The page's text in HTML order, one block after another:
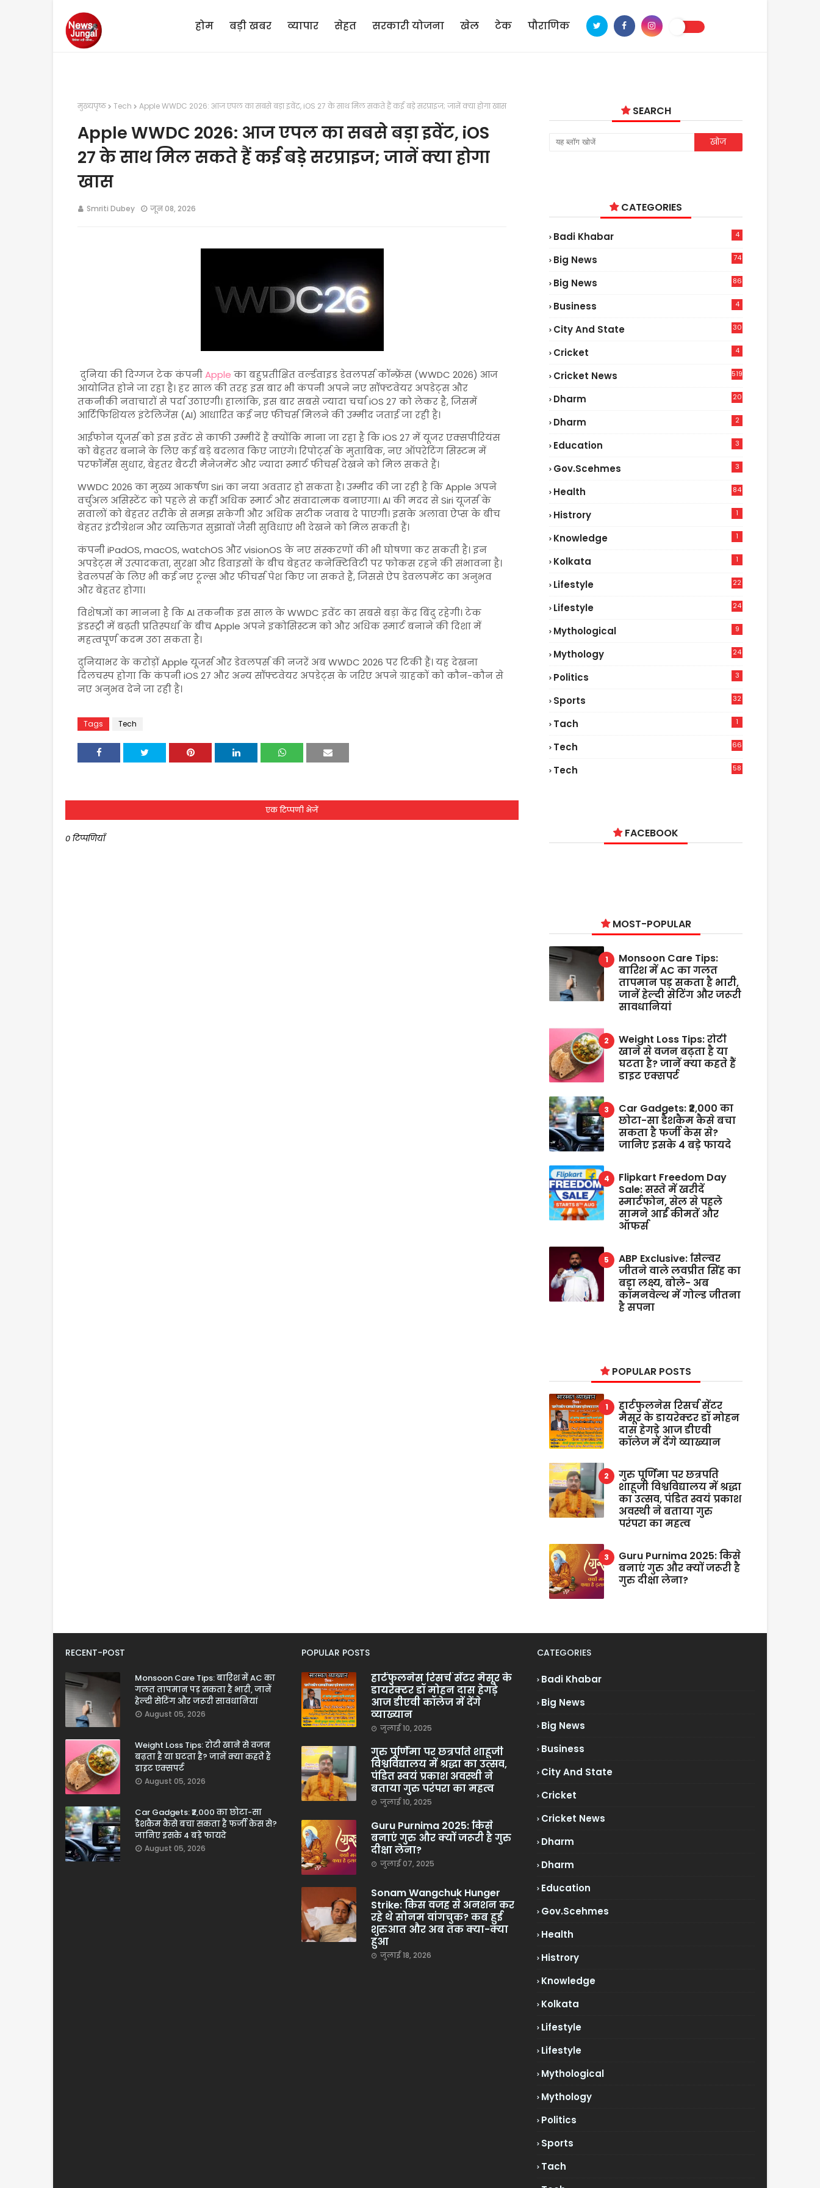
होम बड़ी खबर व्यापार सेहत सरकारी योजना खेल टेक पौराणिक
मुख्यपृष्ठ Tech Apple WWDC 2026: आज एपल का सबसे बड़ा इवेंट, iOS 27 के साथ मिल सकते हैं कई बड़े सरप्राइज; जानें क्या होगा खास
Apple WWDC 2026: आज एपल का सबसे बड़ा इवेंट, iOS
27 के साथ मिल सकते हैं कई बड़े सरप्राइज; जानें क्या होगा
खास
Smriti Dubey जून 08, 2026
दुनिया की दिग्गज टेक कंपनीApple का बहुप्रतीक्षित वर्ल्डवाइड डेवलपर्स कॉन्फ्रेंस (WWDC 2026) आज
आयोजित होने जा रहा है। हर साल की तरह इस बार भी कंपनी अपने नए सॉफ्टवेयर अपडेट्स और
तकनीकी नवाचारों से पर्दा उठाएगी। हालांकि, इस बार सबसे ज्यादा चर्चा iOS 27 को लेकर है, जिसमें
आर्टिफिशियल इंटेलिजेंस (AI) आधारित कई नए फीचर्स मिलने की उम्मीद जताई जा रही है।
आईफोन यूजर्स को इस इवेंट से काफी उम्मीदें हैं क्योंकि माना जा रहा है कि iOS 27 में यूजर एक्सपीरियंस
को बेहतर बनाने के लिए कई बड़े बदलाव किए जाएंगे। रिपोर्ट्स के मुताबिक, नए ऑपरेटिंग सिस्टम में
परफॉर्मेंस सुधार, बेहतर बैटरी मैनेजमेंट और ज्यादा स्मार्ट फीचर्स देखने को मिल सकते हैं।
WWDC 2026 का मुख्य आकर्षण Siri का नया अवतार हो सकता है। उम्मीद की जा रही है कि Apple अपने
वर्चुअल असिस्टेंट को पहले से कहीं अधिक स्मार्ट और संवादात्मक बनाएगा। AI की मदद से Siri यूजर्स के
सवालों को बेहतर तरीके से समझ सकेगी और अधिक सटीक जवाब दे पाएगी। इसके अलावा ऐप्स के बीच
बेहतर इंटीग्रेशन और व्यक्तिगत सुझावों जैसी सुविधाएं भी देखने को मिल सकती हैं।
कंपनी iPadOS, macOS, watchOS और visionOS के नए संस्करणों की भी घोषणा कर सकती है। इन
अपडेट्स में उत्पादकता, सुरक्षा और डिवाइसों के बीच बेहतर कनेक्टिविटी पर फोकस रहने की संभावना है।
डेवलपर्स के लिए भी कई नए टूल्स और फीचर्स पेश किए जा सकते हैं, जिससे ऐप डेवलपमेंट का अनुभव
और बेहतर होगा।
विशेषज्ञों का मानना है कि AI तकनीक इस साल के WWDC इवेंट का सबसे बड़ा केंद्र बिंदु रहेगी। टेक
इंडस्ट्री में बढ़ती प्रतिस्पर्धा के बीच Apple अपने इकोसिस्टम को और अधिक स्मार्ट बनाने की दिशा में
महत्वपूर्ण कदम उठा सकता है।
दुनियाभर के करोड़ों Apple यूजर्स और डेवलपर्स की नजरें अब WWDC 2026 पर टिकी हैं। यह देखना
दिलचस्प होगा कि कंपनी iOS 27 और अन्य सॉफ्टवेयर अपडेट्स के जरिए अपने ग्राहकों को कौन-कौन से
नए अनुभव देने जा रही है।
Tags Tech
एक टिप्पणी भेजें
0 टिप्पणियाँ
SEARCH
CATEGORIES
Badi Khabar 4
Big News
74
Big News
86
Business 4
City And State 30
Cricket 4
Cricket News 519
Dharm 20
Dharm 2
Education 3
Gov.scehmes 3
Health
84
Histrory 1
Knowledge 1
Kolkata 1
Lifestyle
22
Lifestyle
24
Mythological 9
Mythology 24
Politics 3
Sports 32
Tach 1
Tech
66
Tech
58
FACEBOOK
MOST-POPULAR
Monsoon Care Tips:
बारिश में AC का गलत
तापमान पड़ सकता है भारी,
जानें हेल्दी सेटिंग और जरूरी
सावधानियां
Weight Loss Tips: रोटी
खाने से वजन बढ़ता है या
घटता है? जानें क्या कहते हैं
डाइट एक्सपर्ट
Car Gadgets: ₹2,000 का
छोटा-सा डैशकैम कैसे बचा
सकता है फर्जी केस से?
जानिए इसके 4 बड़े फायदे
Flipkart Freedom Day
Sale: सस्ते में खरीदें
स्मार्टफोन, सेल से पहले
सामने आईं कीमतें और
ऑफर्स
ABP Exclusive: सिल्वर
जीतने वाले लवप्रीत सिंह का
बड़ा लक्ष्य, बोले- अब
कॉमनवेल्थ में गोल्ड जीतना
है सपना
POPULAR POSTS
हार्टफुलनेस रिसर्च सेंटर
मैसूर के डायरेक्टर डॉ मोहन
दास हेगड़े आज डीएवी
कॉलेज में देंगे व्याख्यान
गुरु पूर्णिमा पर छत्रपति
शाहूजी विश्वविद्यालय में श्रद्धा
का उत्सव, पंडित स्वयं प्रकाश
अवस्थी ने बताया गुरु
परंपरा का महत्व
Guru Purnima 2025: किसे
बनाएं गुरु और क्यों जरूरी है
गुरु दीक्षा लेना?
RECENT-POST
Monsoon Care Tips: बारिश में AC का
गलत तापमान पड़ सकता है भारी, जानें
हेल्दी सेटिंग और जरूरी सावधानियां
August 05, 2026
Weight Loss Tips: रोटी खाने से वजन
बढ़ता है या घटता है? जानें क्या कहते हैं
डाइट एक्सपर्ट
August 05, 2026
Car Gadgets: ₹2,000 का छोटा-सा
डैशकैम कैसे बचा सकता है फर्जी केस से?
जानिए इसके 4 बड़े फायदे
August 05, 2026
POPULAR POSTS
हार्टफुलनेस रिसर्च सेंटर मैसूर के
डायरेक्टर डॉ मोहन दास हेगड़े
आज डीएवी कॉलेज में देंगे
व्याख्यान
जुलाई 10, 2025
गुरु पूर्णिमा पर छत्रपति शाहूजी
विश्वविद्यालय में श्रद्धा का उत्सव,
पंडित स्वयं प्रकाश अवस्थी ने
बताया गुरु परंपरा का महत्व
जुलाई 10, 2025
Guru Purnima 2025: किसे
बनाएं गुरु और क्यों जरूरी है गुरु
दीक्षा लेना?
जुलाई 07, 2025
Sonam Wangchuk Hunger
Strike: किस वजह से अनशन कर
रहे थे सोनम वांगचुक? कब हुई
शुरुआत और अब तक क्या-क्या
हुआ
जुलाई 18, 2026
CATEGORIES
Badi Khabar
Big News
Big News
Business
City And State
Cricket
Cricket News
Dharm
Dharm
Education
Gov.scehmes
Health
Histrory
Knowledge
Kolkata
Lifestyle
Lifestyle
Mythological
Mythology
Politics
Sports
Tach